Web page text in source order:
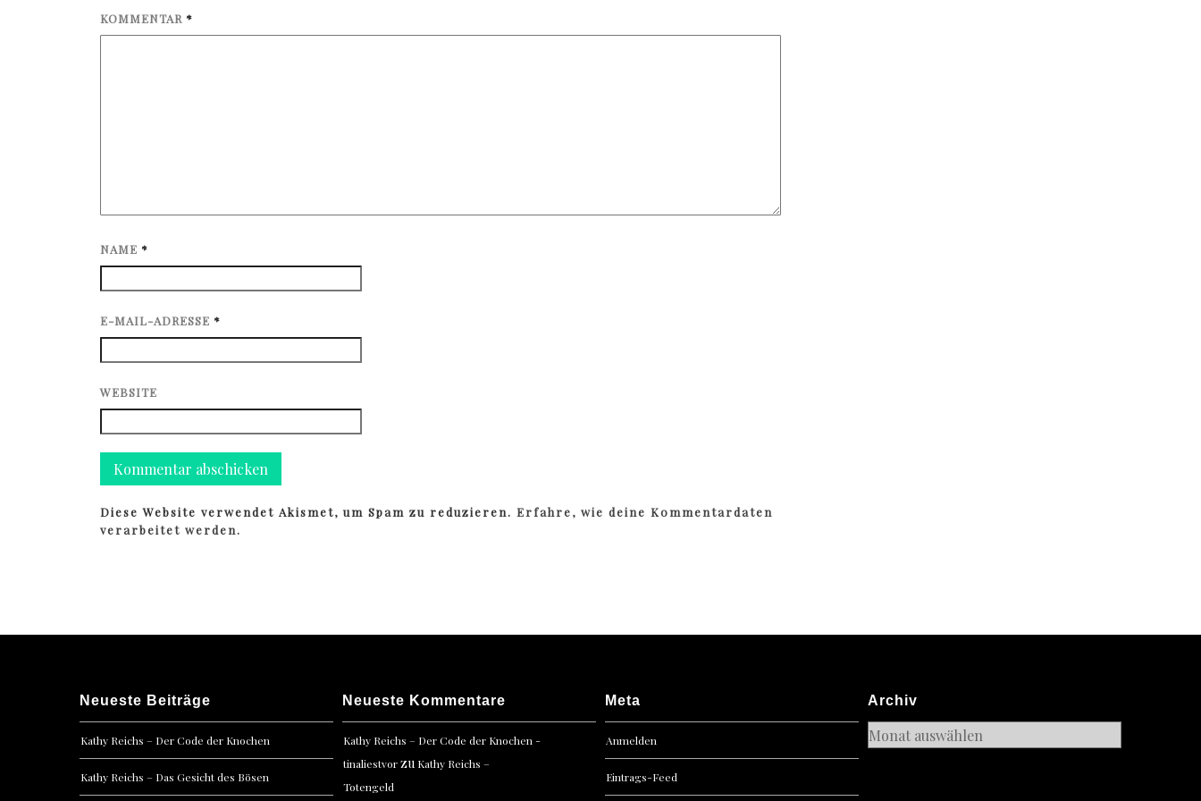
KOMMENTAR *
NAME *
E-MAIL-ADRESSE *
WEBSITE
Diese Website verwendet Akismet, um Spam zu reduzieren.Erfahre, wie deine Kommentardaten
verarbeitet werden.
Neueste Beiträge
Kathy Reichs – Der Code der Knochen
Kathy Reichs – Das Gesicht des Bösen
Neueste Kommentare
Kathy Reichs – Der Code der Knochen -
tinaliestvorzu Kathy Reichs –
Totengeld
Meta
Anmelden
Eintrags-Feed
Archiv
Archiv